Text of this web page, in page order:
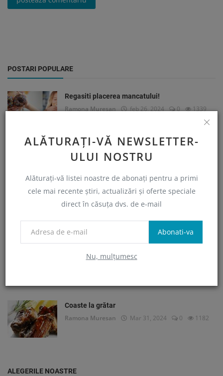
ALĂTURAȚI-VĂ NEWSLETTER-
ULUI NOSTRU
Alăturați-vă listei noastre de abonați pentru a primi
cele mai recente știri, actualizări și oferte speciale
direct în căsuța dvs. de e-mail
Abonati-va
Nu, mulțumesc
POSTARI POPULARE
Regasiti placerea mancatului!
Ramona Muresan feb 26, 2024 0 1339
Osteoporoza si boala celiaca
Ramona Muresan feb 27, 2024
Poțiunea vrăjitoarei
Carne de vită fiartă cu vin roșu
Coaste la grătar
Ramona Muresan Mar 31, 2024 0 1182
ALEGERILE NOASTRE